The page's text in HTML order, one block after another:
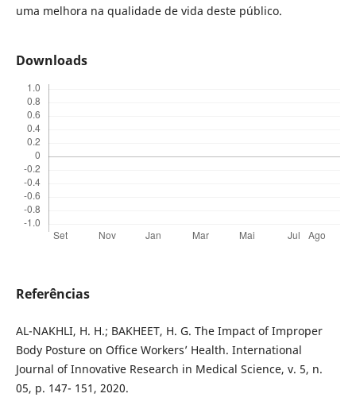
uma melhora na qualidade de vida deste público.
Downloads
Referências
AL-NAKHLI, H. H.; BAKHEET, H. G. The Impact of Improper
Body Posture on Office Workers’ Health. International
Journal of Innovative Research in Medical Science, v. 5, n.
05, p. 147- 151, 2020.